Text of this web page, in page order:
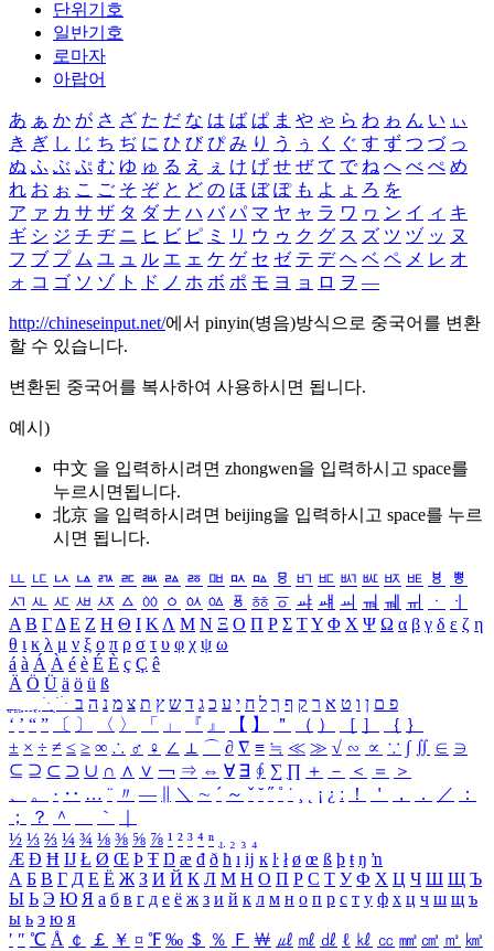
단위기호
일반기호
로마자
아랍어
あ ぁ か が さ ざ た だ な は ば ぱ ま や ゃ ら わ ゎ ん い ぃ
き ぎ し じ ち ぢ に ひ び ぴ み り う ぅ く ぐ す ず つ づ っ
ぬ ふ ぶ ぷ む ゆ ゅ る え ぇ け げ せ ぜ て で ね へ べ ぺ め
れ お ぉ こ ご そ ぞ と ど の ほ ぼ ぽ も よ ょ ろ を
ア ァ カ サ ザ タ ダ ナ ハ バ パ マ ヤ ャ ラ ワ ヮ ン イ ィ キ
ギ シ ジ チ ヂ ニ ヒ ビ ピ ミ リ ウ ゥ ク グ ス ズ ツ ヅ ッ ヌ
フ ブ プ ム ユ ュ ル エ ェ ケ ゲ セ ゼ テ デ ヘ ベ ペ メ レ オ
ォ コ ゴ ソ ゾ ト ド ノ ホ ボ ポ モ ヨ ョ ロ ヲ ―
http://chineseinput.net/에서 pinyin(병음)방식으로 중국어를 변환
할 수 있습니다.
변환된 중국어를 복사하여 사용하시면 됩니다.
예시)
中文 을 입력하시려면 zhongwen을 입력하시고 space를
누르시면됩니다.
北京 을 입력하시려면 beijing을 입력하시고 space를 누르
시면 됩니다.
ㅥ ㅦ ㅧ ㅨ ㅩ ㅪ ㅫ ㅬ ㅭ ㅮ ㅯ ㅰ ㅱ ㅲ ㅳ ㅴ ㅵ ㅶ ㅷ ㅸ
ㅹ
ㅺ ㅻ ㅼ ㅽ ㅾ ㅿ ㆀ ㆁ ㆂ ㆃ ㆄ ㆅ ㆆ ㆇ ㆈ ㆉ ㆊ ㆋ ㆌ ㆍ
ㆎ
Α Β ΓΔ Ε Ζ Η Θ Ι ΚΛ Μ Ν Ξ Ο Π Ρ Σ ΤΥ Φ Χ Ψ Ω α β γ δ ε ζ η
θ ι κ λ μ ν ξ ο π ρ σ τ υ φ χ ψ ω
á à Á À é è É È ç Ç ê
Ä Ö Ü ä ö ü ß
ִֶֹ ֻּ ׁׂ פ ם ן ו ט א ר ק ף ך ל ח י ע כ ג ד ש ץ ת צ מ נ ה ב
‘ ’ “ ” 〔 〕 〈 〉 「 」 『 』 【 】 ＂ （ ） ［ ］ ｛ ｝
± × ÷ ≠ ≤ ≥ ∞ ∴ ♂ ♀ ∠ ⊥ ⌒ ∂ ∇ ≡ ≒ ≪ ≫ √ ∽ ∝ ∵ ∫ ∬ ∈ ∋
⊆ ⊇ ⊂ ⊃ ∪ ∩ ∧ ∨ ￢ ⇒ ⇔ ∀ ∃ ∮ ∑ ∏ ＋ － ＜ ＝
＞
、
。 · ‥ … ¨ 〃 ― ＼ ∼ ´ ～ ˇ ˘ ˝ ˚ ˙ ¸ ¡ ¿ ː ！ ＇ ， ． ／
：
；
？ ＾ ｀
½ ⅓ ⅔ ¼ ¾ ⅛ ⅜ ⅝ ⅞ ¹ ² ³ ⁴ ⁿ ₁ ₂ ₃ ₄
Æ Ð Ħ Ĳ Ł Ø Œ Þ Ŧ Ŋ æ đ ð ħ ı ĳ ĸ ŀ ł ø œ ß þ ŧ ŋ ŉ
А Б В Г Д Е Ё Ж З И Й К Л М Н О П Р С Т У Ф Х Ц Ч Ш Щ Ъ
Ы Ь Э Ю Я а б в г д е ё ж з и й к л м н о п р с т у ф х ц ч ш щ ъ
ы ь э ю я
′ ″ ℃ Å ￠ ￡ ￥ ¤ ℉ ‰ ＄ ％ Ｆ ￦ ㎕ ㎖ ㎗ ℓ ㎘ ㏄ ㎣ ㎤ ㎥ ㎦